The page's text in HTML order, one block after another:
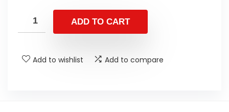
ADD TO CART
Add to wishlist Add to compare